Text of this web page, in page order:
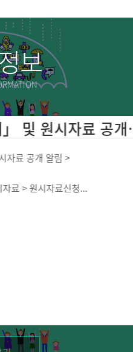
보
2024 퇴원손상통계」
료 공개 알림 >
료 > 원시자료신청...